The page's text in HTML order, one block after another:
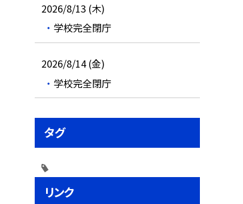
2026/8/13 (木)
学校完全閉庁
2026/8/14 (金)
学校完全閉庁
タグ
リンク